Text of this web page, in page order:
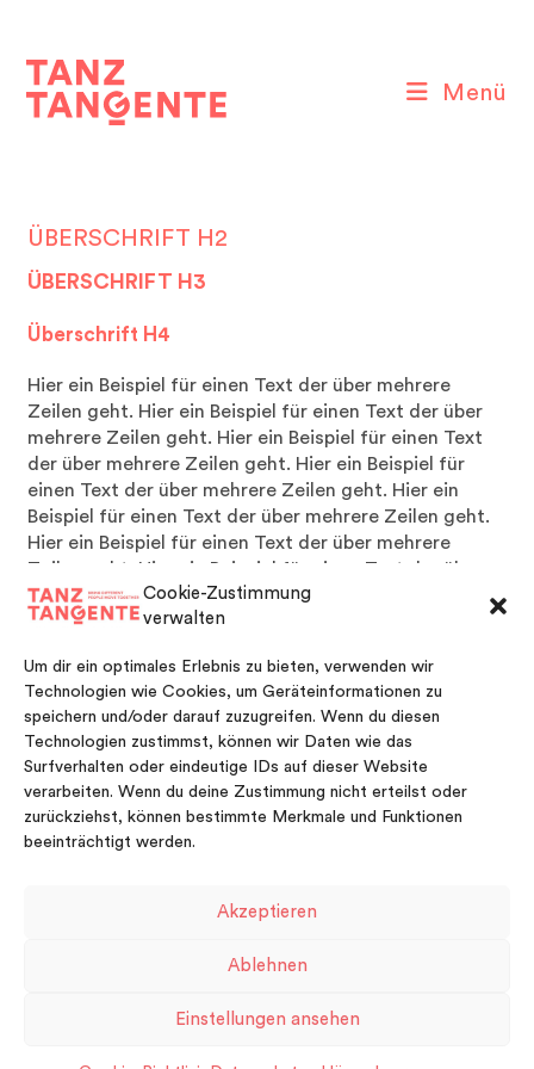
Cookie-Zustimmung
verwalten
Um dir ein optimales Erlebnis zu bieten, verwenden wir
Technologien wie Cookies, um Geräteinformationen zu
speichern und/oder darauf zuzugreifen. Wenn du diesen
Technologien zustimmst, können wir Daten wie das
Surfverhalten oder eindeutige IDs auf dieser Website
verarbeiten. Wenn du deine Zustimmung nicht erteilst oder
zurückziehst, können bestimmte Merkmale und Funktionen
beeinträchtigt werden.
Akzeptieren
Ablehnen
Einstellungen ansehen
Menü
ÜBERSCHRIFT H2
ÜBERSCHRIFT H3
Überschrift H4
Hier ein Beispiel für einen Text der über mehrere
Zeilen geht. Hier ein Beispiel für einen Text der über
mehrere Zeilen geht. Hier ein Beispiel für einen Text
der über mehrere Zeilen geht. Hier ein Beispiel für
einen Text der über mehrere Zeilen geht. Hier ein
Beispiel für einen Text der über mehrere Zeilen geht.
Hier ein Beispiel für einen Text der über mehrere
Zeilen geht. Hier ein Beispiel für einen Text der über
mehrere Zeilen geht.
VIMEO
Cookie-Richtlinie (EU)